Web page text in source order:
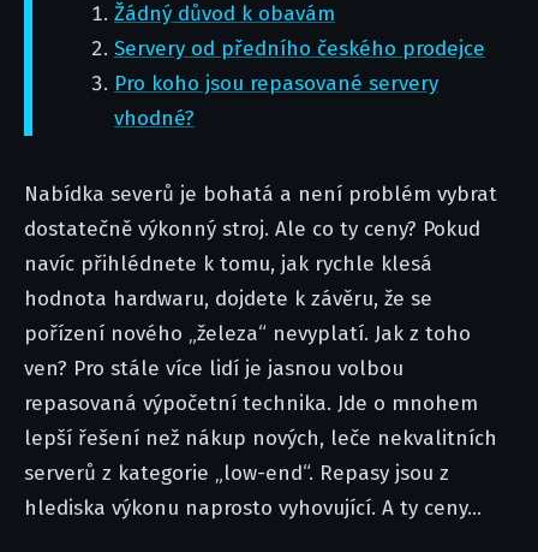
Žádný důvod k obavám
Servery od předního českého prodejce
Pro koho jsou repasované servery
vhodné?
Nabídka severů je bohatá a není problém vybrat
dostatečně výkonný stroj. Ale co ty ceny? Pokud
navíc přihlédnete k tomu, jak rychle klesá
hodnota hardwaru, dojdete k závěru, že se
pořízení nového „železa“ nevyplatí. Jak z toho
ven? Pro stále více lidí je jasnou volbou
repasovaná výpočetní technika. Jde o mnohem
lepší řešení než nákup nových, leče nekvalitních
serverů z kategorie „low-end“. Repasy jsou z
hlediska výkonu naprosto vyhovující. A ty ceny...